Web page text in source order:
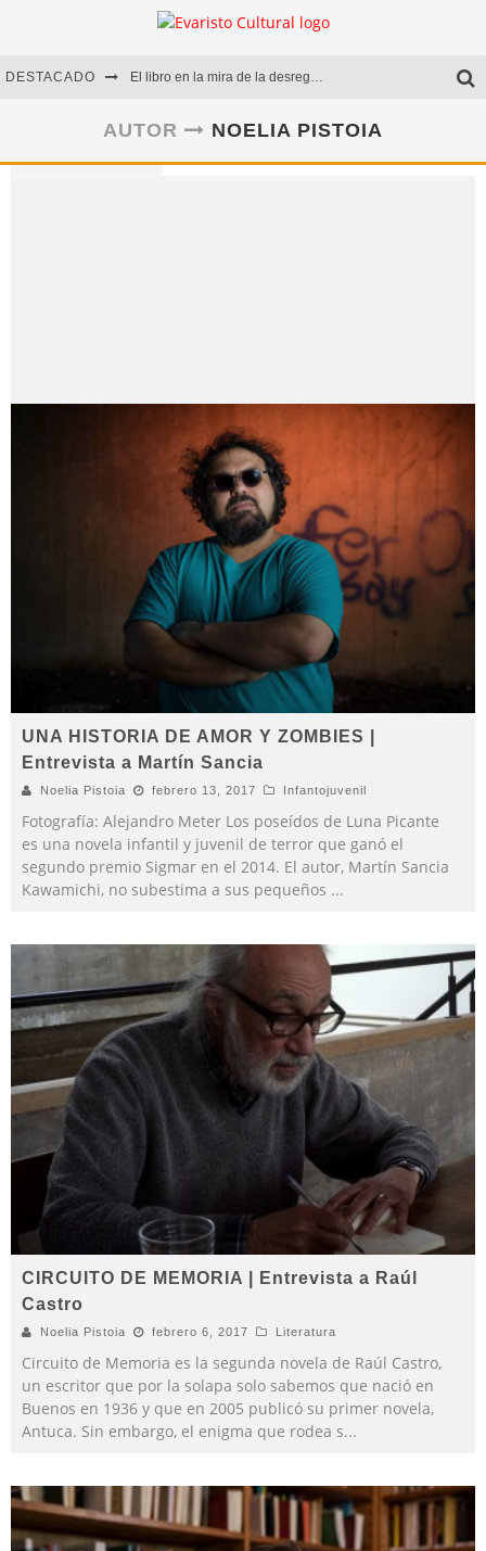
DESTACADO El libro en la mira de la desregulación
Marcelo Rubio | El llovedor
Diego Meret | Hotel Acapulco
AUTOR NOELIA PISTOIA
UNA HISTORIA DE AMOR Y ZOMBIES |
Entrevista a Martín Sancia
Noelia Pistoia febrero 13, 2017 Infantojuvenil
Fotografía: Alejandro Meter Los poseídos de Luna Picante
es una novela infantil y juvenil de terror que ganó el
segundo premio Sigmar en el 2014. El autor, Martín Sancia
Kawamichi, no subestima a sus pequeños ...
CIRCUITO DE MEMORIA | Entrevista a Raúl
Castro
Noelia Pistoia febrero 6, 2017 Literatura
Circuito de Memoria es la segunda novela de Raúl Castro,
un escritor que por la solapa solo sabemos que nació en
Buenos en 1936 y que en 2005 publicó su primer novela,
Antuca. Sin embargo, el enigma que rodea s...